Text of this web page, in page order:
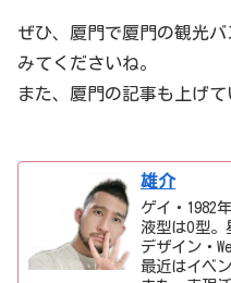
ぜひ、厦門で厦門の観光
みてくださいね。
また、厦門の記事も上げて
雄介
ゲイ・1982
液型はO型
デザイン・
最近はイベ